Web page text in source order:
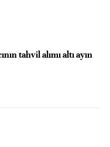
tahvil alımı altı ayın